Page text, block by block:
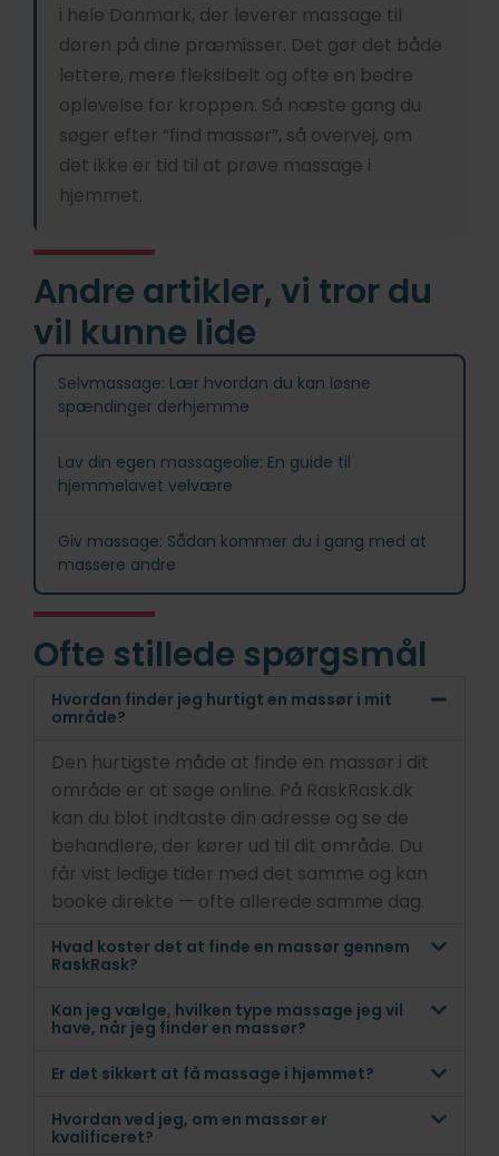
i hele Danmark, der leverer massage til
døren på dine præmisser. Det gør det både
lettere, mere fleksibelt og ofte en bedre
oplevelse for kroppen. Så næste gang du
søger efter “find massør”, så overvej, om
det ikke er tid til at prøve massage i
hjemmet.
Andre artikler, vi tror du
vil kunne lide
Selvmassage: Lær hvordan du kan løsne
spændinger derhjemme
Lav din egen massageolie: En guide til
hjemmelavet velvære
Giv massage: Sådan kommer du i gang med at
massere andre
Ofte stillede spørgsmål
Hvordan finder jeg hurtigt en massør i mit
område?
Den hurtigste måde at finde en massør i dit
område er at søge online. På RaskRask.dk
kan du blot indtaste din adresse og se de
behandlere, der kører ud til dit område. Du
får vist ledige tider med det samme og kan
booke direkte — ofte allerede samme dag.
Hvad koster det at finde en massør gennem
RaskRask?
Kan jeg vælge, hvilken type massage jeg vil
have, når jeg finder en massør?
Er det sikkert at få massage i hjemmet?
Hvordan ved jeg, om en massør er
kvalificeret?